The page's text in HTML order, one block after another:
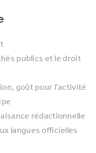
publics et le droit
goût pour l’activité
rédactionnelle
langues officielles